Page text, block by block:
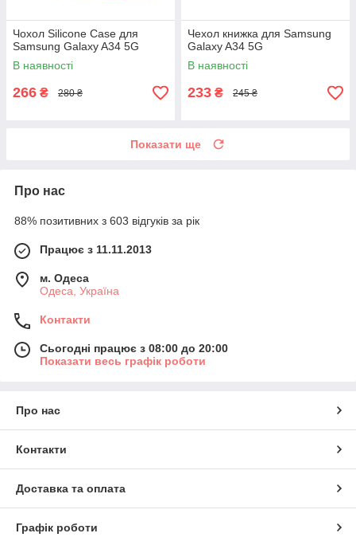
Чохол Silicone Case для
Samsung Galaxy A34 5G
В наявності
266 ₴ 280 ₴
Чехол книжка для Samsung
Galaxy A34 5G
В наявності
233 ₴ 245 ₴
Показати ще
Про нас
88% позитивних з 603 відгуків за рік
Працює з 11.11.2013
м. Одеса
Одеса, Україна
Контакти
Сьогодні працює з 08:00 до 20:00
Показати весь графік роботи
Про нас
Контакти
Доставка та оплата
Графік роботи